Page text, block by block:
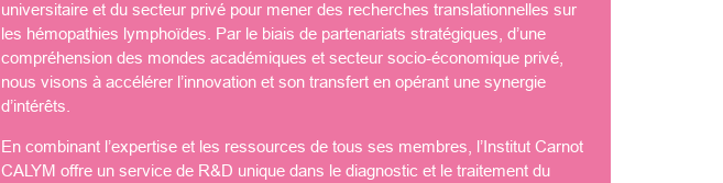
universitaire et du secteur privé pour mener des recherches translationnelles sur
les hémopathies lymphoïdes. Par le biais de partenariats stratégiques, d’une
compréhension des mondes académiques et secteur socio-économique privé,
nous visons à accélérer l’innovation et son transfert en opérant une synergie
d’intérêts.
En combinant l’expertise et les ressources de tous ses membres, l’Institut Carnot
CALYM offre un service de R&D unique dans le diagnostic et le traitement du